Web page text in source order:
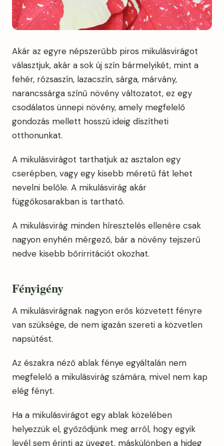
Akár az egyre népszerűbb piros mikulásvirágot
választjuk, akár a sok új szín bármelyikét, mint a
fehér, rózsaszín, lazacszín, sárga, márvány,
narancssárga színű növény változatot, ez egy
csodálatos ünnepi növény, amely megfelelő
gondozás mellett hosszú ideig díszítheti
otthonunkat.
A mikulásvirágot tarthatjuk az asztalon egy
cserépben, vagy egy kisebb méretű fát lehet
nevelni belőle. A mikulásvirág akár
függőkosarakban is tartható.
A mikulásvirág minden híresztelés ellenére csak
nagyon enyhén mérgező, bár a növény tejszerű
nedve kisebb bőrirritációt okozhat.
Fényigény
A mikulásvirágnak nagyon erős közvetett fényre
van szüksége, de nem igazán szereti a közvetlen
napsütést.
Az északra néző ablak fénye egyáltalán nem
megfelelő a mikulásvirág számára, mivel nem kap
elég fényt.
Ha a mikulásvirágot egy ablak közelében
helyezzük el, győződjünk meg arról, hogy egyik
levél sem érinti az üveget, máskülönben a hideg